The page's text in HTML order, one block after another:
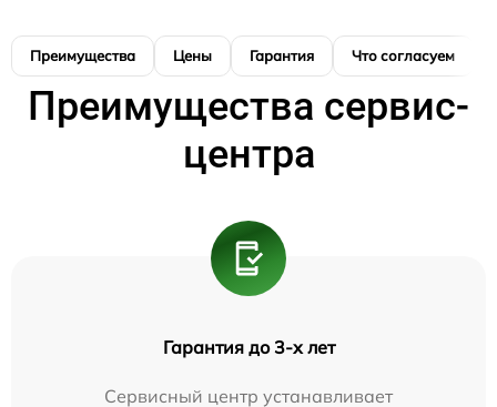
Преимущества Цены Гарантия Что согласуем
Преимущества сервис-
центра
Гарантия до 3-х лет
Сервисный центр устанавливает